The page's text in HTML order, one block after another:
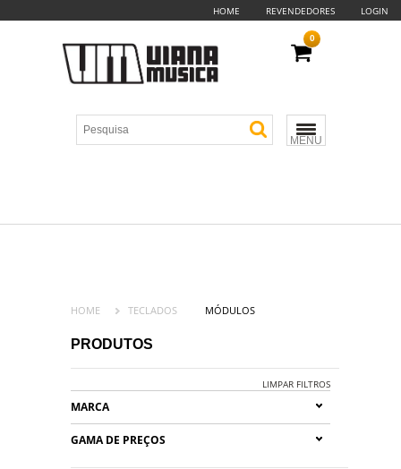
HOME REVENDEDORES LOGIN
MENU
0
HOME TECLADOS MÓDULOS
PRODUTOS
LIMPAR FILTROS
MARCA
GAMA DE PREÇOS